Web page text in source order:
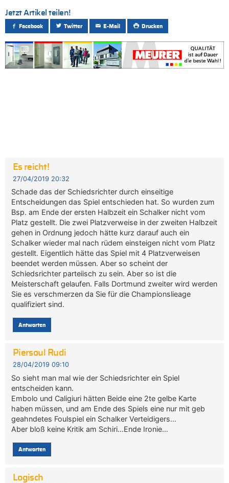
Jetzt Artikel teilen!
Facebook Twitter E-Mail Drucken
Es reicht!
27/04/2019 20:32
Schade das der Schiedsrichter durch einseitige
Entscheidungen das Spiel entschieden hat. So wurden zum
Bsp. am Ende der ersten Halbzeit ein Schalker nicht vom
Platz gestellt. Die zwei Platzverweise in der zweiten Halbzeit
gehen in Ordnung jedoch hätte kurz darauf auch ein
Schalker wieder mal nach rüdem einsteigen nicht vom Platz
gestellt. Eigentlich hätte das Spiel mit 4 Platzverweisen
beendet werden müssen. Aber so scheint der
Schiedsrichter parteiisch zu sein. Aber so ist die
Meisterschaft gelaufen. Falls Dortmund zweiter wird werden
Sie es verschmerzen da Sie für die Championslieage
qualifiziert sind.
Antworten
Piersoul Rudi
28/04/2019 09:10
So sieht man mal wie der Schiedsrichter ein Spiel
entscheiden kann.
Embolo und Caligiuri hätten Beide eine 2te gelbe Karte
haben müssen, und am Ende des Spiels eine nur mit geb
geahndetes Foulspiel ein Schalker Verteidigers…
Aber bloß keine Kritik am Schiri…Ende Ironie…
Antworten
Logisch